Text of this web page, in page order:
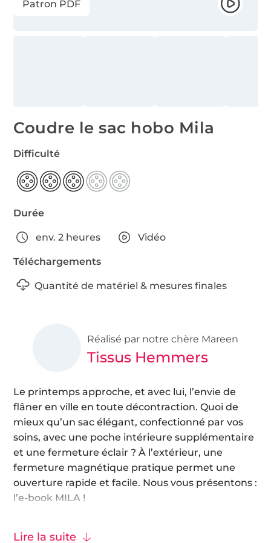
Patron PDF
Coudre le sac hobo Mila
Difficulté
Durée
env. 2 heures Vidéo
Téléchargements
Quantité de matériel & mesures finales
Réalisé par notre chère Mareen
Tissus Hemmers
Le printemps approche, et avec lui, l’envie de
flâner en ville en toute décontraction. Quoi de
mieux qu’un sac élégant, confectionné par vos
soins, avec une poche intérieure supplémentaire
et une fermeture éclair ? À l’extérieur, une
fermeture magnétique pratique permet une
ouverture rapide et facile. Nous vous présentons :
l’e-book MILA !
Lire la suite